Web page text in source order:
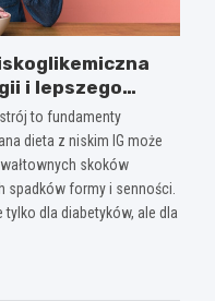
i lepszego
to fundamenty
dieta z niskim IG może
skoków
spadków formy i senności.
dla diabetyków, ale dla